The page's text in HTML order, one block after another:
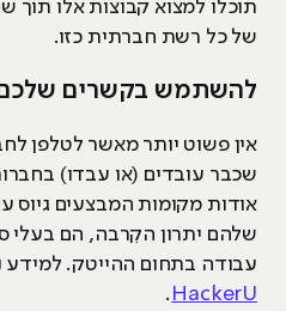
תוכלו למצוא קבוצות אלו תוך
של כל רשת חברתית כזו.
להשתמש בקשרים
אין פשוט יותר מאשר לטלפן
שכבר עובדים (או עבדו)
אודות מקומות המבצעים גיוס
שלהם יתרון הקִרבה, הם בעלי
עבודה בתחום ההייטק. למידע
HackerU
.